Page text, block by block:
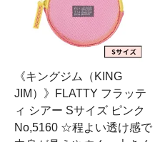
《キングジム（KING
JIM）》FLATTY フラッテ
ィ シアー Sサイズ ピンク
No,5160 ☆程よい透け感で